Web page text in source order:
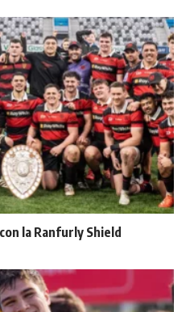
la Ranfurly Shield